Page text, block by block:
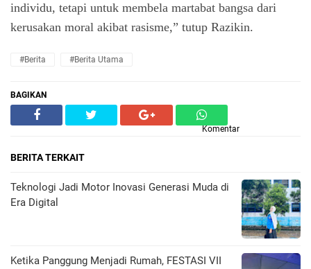
individu, tetapi untuk membela martabat bangsa dari
kerusakan moral akibat rasisme,” tutup Razikin.
#Berita #Berita Utama
BAGIKAN
Komentar
BERITA TERKAIT
Teknologi Jadi Motor Inovasi Generasi Muda di
Era Digital
Ketika Panggung Menjadi Rumah, FESTASI VII